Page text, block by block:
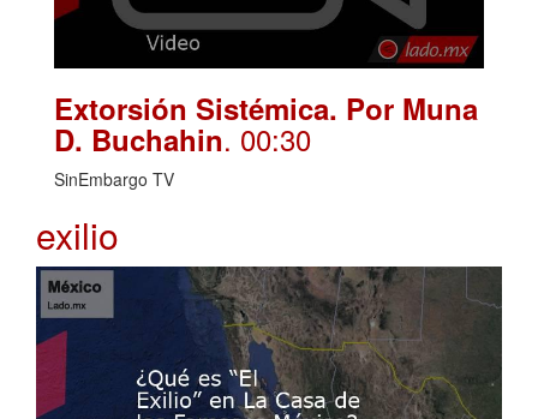
Extorsión Sistémica. Por Muna
D. Buchahin. 00:30
SinEmbargo TV
exilio